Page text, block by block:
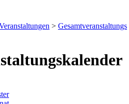
> Gesamtveranstaltungs